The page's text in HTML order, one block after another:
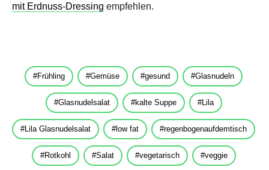
mit Erdnuss-Dressing empfehlen.
Frühling Gemüse gesund Glasnudeln
Glasnudelsalat kalte Suppe Lila
Lila Glasnudelsalat low fat regenbogenaufdemtisch
Rotkohl Salat vegetarisch veggie